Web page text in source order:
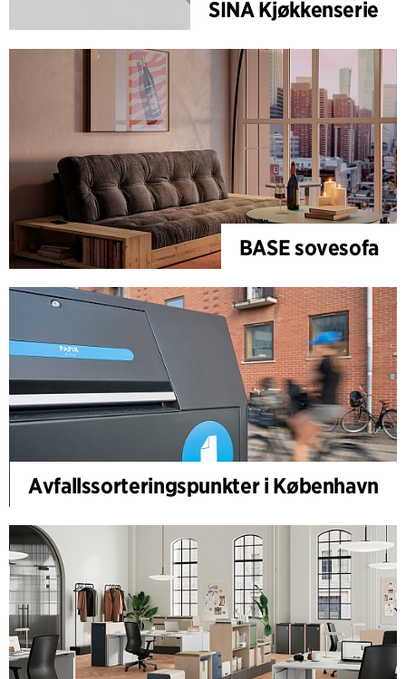
SINA Kjøkkenserie
BASE sovesofa
Avfallssorteringspunkter i København